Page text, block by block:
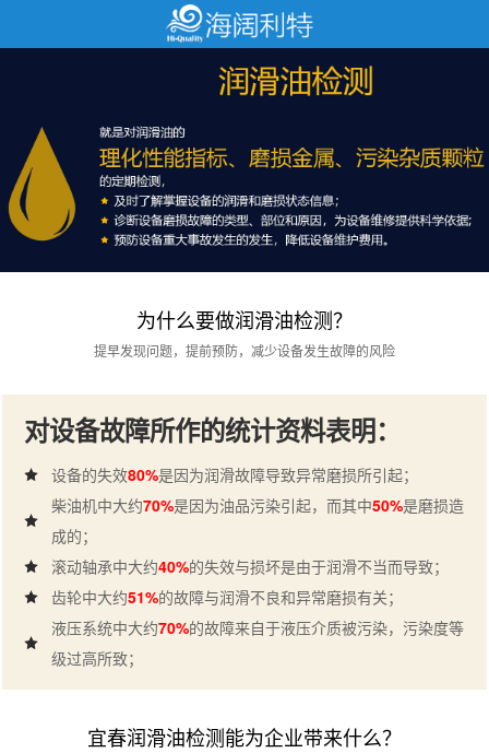
为什么要做润滑油检测？
提早发现问题，提前预防，减少设备发生故障的风险
对设备故障所作的统计资料表明：
设备的失效80%是因为润滑故障导致异常磨损所引起；
柴油机中大约70%是因为油品污染引起，而其中50%是磨损造
成的；
滚动轴承中大约40%的失效与损坏是由于润滑不当而导致；
齿轮中大约51%的故障与润滑不良和异常磨损有关；
液压系统中大约70%的故障来自于液压介质被污染，污染度等
级过高所致；
宜春润滑油检测能为企业带来什么？